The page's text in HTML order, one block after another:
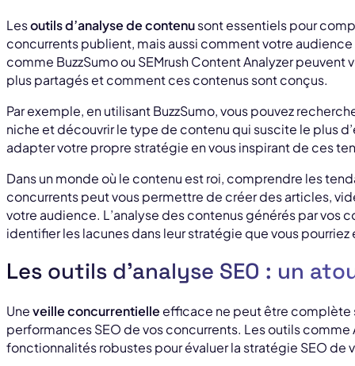
Lesoutils d’analyse de contenusont essentiels pour
concurrents publient, mais aussi comment votre
comme BuzzSumo ou SEMrush Content Analyzer peuvent
plus partagés et comment ces contenus sont conçus.
Par exemple, en utilisant BuzzSumo, vous pouvez
niche et découvrir le type de contenu qui suscite le plus
adapter votre propre stratégie en vous inspirant de ces
Dans un monde où le contenu est roi, comprendre les
concurrents peut vous permettre de créer des articles,
votre audience. L’analyse des contenus générés par vos
identifier les lacunes dans leur stratégie que vous
Les outils d’analyse SEO : un
Uneveille concurrentielle efficace ne peut être complète
performances SEO de vos concurrents. Les outils comme
fonctionnalités robustes pour évaluer la stratégie SEO de